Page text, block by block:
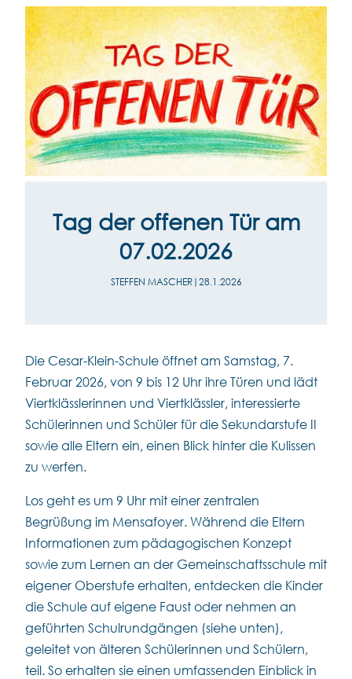
Tag der offenen Tür am
07.02.2026
STEFFEN MASCHER|28.1.2026
Die Cesar-Klein-Schule öffnet am Samstag, 7.
Februar 2026, von 9 bis 12 Uhr ihre Türen und lädt
Viertklässlerinnen und Viertklässler, interessierte
Schülerinnen und Schüler für die Sekundarstufe II
sowie alle Eltern ein, einen Blick hinter die Kulissen
zu werfen.
Los geht es um 9 Uhr mit einer zentralen
Begrüßung im Mensafoyer. Während die Eltern
Informationen zum pädagogischen Konzept
sowie zum Lernen an der Gemeinschaftsschule mit
eigener Oberstufe erhalten, entdecken die Kinder
die Schule auf eigene Faust oder nehmen an
geführten Schulrundgängen (siehe unten),
geleitet von älteren Schülerinnen und Schülern,
teil. So erhalten sie einen umfassenden Einblick in